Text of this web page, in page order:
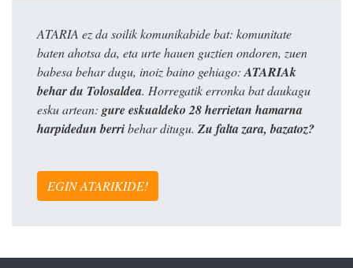
ATARIA ez da soilik komunikabide bat: komunitate
baten ahotsa da, eta urte hauen guztien ondoren, zuen
babesa behar dugu, inoiz baino gehiago: ATARIAk
behar du Tolosaldea. Horregatik erronka bat daukagu
esku artean: gure eskualdeko 28 herrietan hamarna
harpidedun berribehar ditugu. Zu falta zara, bazatoz?
EGIN ATARIKIDE!